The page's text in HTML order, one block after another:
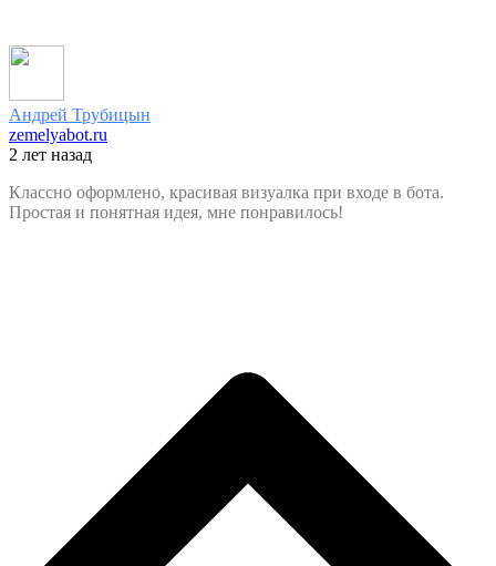
Андрей Трубицын
zemelyabot.ru
2 лет назад
Классно оформлено, красивая визуалка при входе в бота.
Простая и понятная идея, мне понравилось!